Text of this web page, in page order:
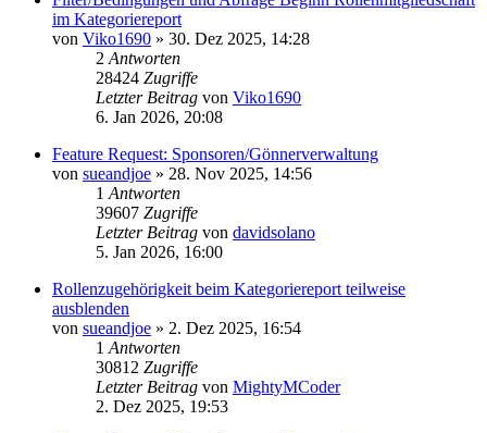
im Kategoriereport
von Viko1690 » 30. Dez 2025, 14:28
2 Antworten
28424 Zugriffe
Letzter Beitrag von Viko1690
6. Jan 2026, 20:08
Feature Request: Sponsoren/Gönnerverwaltung
von sueandjoe » 28. Nov 2025, 14:56
1 Antworten
39607 Zugriffe
Letzter Beitrag von davidsolano
5. Jan 2026, 16:00
Rollenzugehörigkeit beim Kategoriereport teilweise
ausblenden
von sueandjoe » 2. Dez 2025, 16:54
1 Antworten
30812 Zugriffe
Letzter Beitrag von MightyMCoder
2. Dez 2025, 19:53